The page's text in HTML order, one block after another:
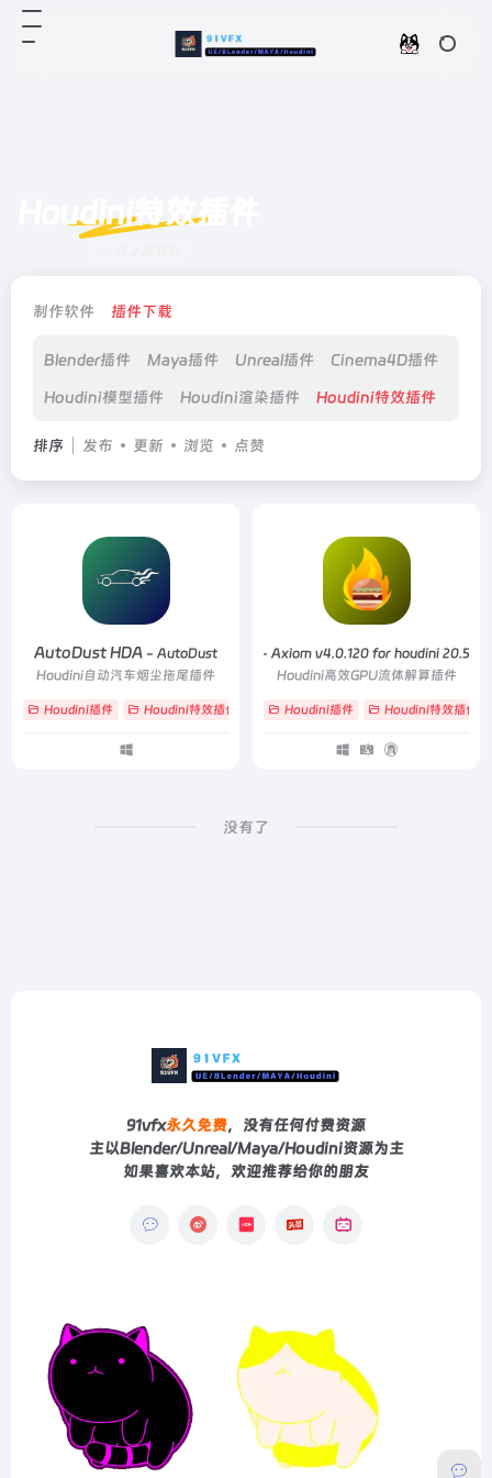
Houdini特效插件
制作软件 插件下载
Blender插件 Maya插件 Unreal插件 Cinema4D插件
Houdini模型插件 Houdini渲染插件 Houdini特效插件
排序 发布 更新 浏览 点赞
AutoDust HDA - AutoDust
Houdini自动汽车烟尘拖尾插件
Houdini插件 Houdini特效插件 # AutoDust # HDA # 烟尘
Axiom for Houdini
- Axiom v4.0.120 for houdini
Houdini高效GPU流体解算插件
Houdini插件 Houdini特效插件
没有了
91vfx永久免费，没有任何付费资源
主以Blender/Unreal/Maya/Houdini资源为主
如果喜欢本站，欢迎推荐给你的朋友